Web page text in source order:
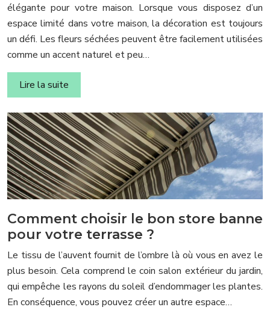
élégante pour votre maison. Lorsque vous disposez d’un
espace limité dans votre maison, la décoration est toujours
un défi. Les fleurs séchées peuvent être facilement utilisées
comme un accent naturel et peu…
Lire la suite
Comment choisir le bon store banne
pour votre terrasse ?
Le tissu de l’auvent fournit de l’ombre là où vous en avez le
plus besoin. Cela comprend le coin salon extérieur du jardin,
qui empêche les rayons du soleil d’endommager les plantes.
En conséquence, vous pouvez créer un autre espace…